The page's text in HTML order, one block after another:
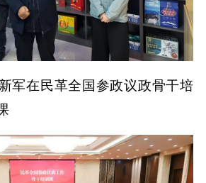
军在民革全国参政议政骨干培